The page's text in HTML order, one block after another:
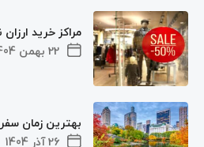
22 بهمن 1404
مراکز خرید
26 آذر 1404
بهترین زمان